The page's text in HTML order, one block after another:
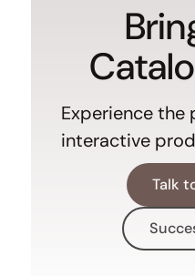
Experience the
interactive
Talk